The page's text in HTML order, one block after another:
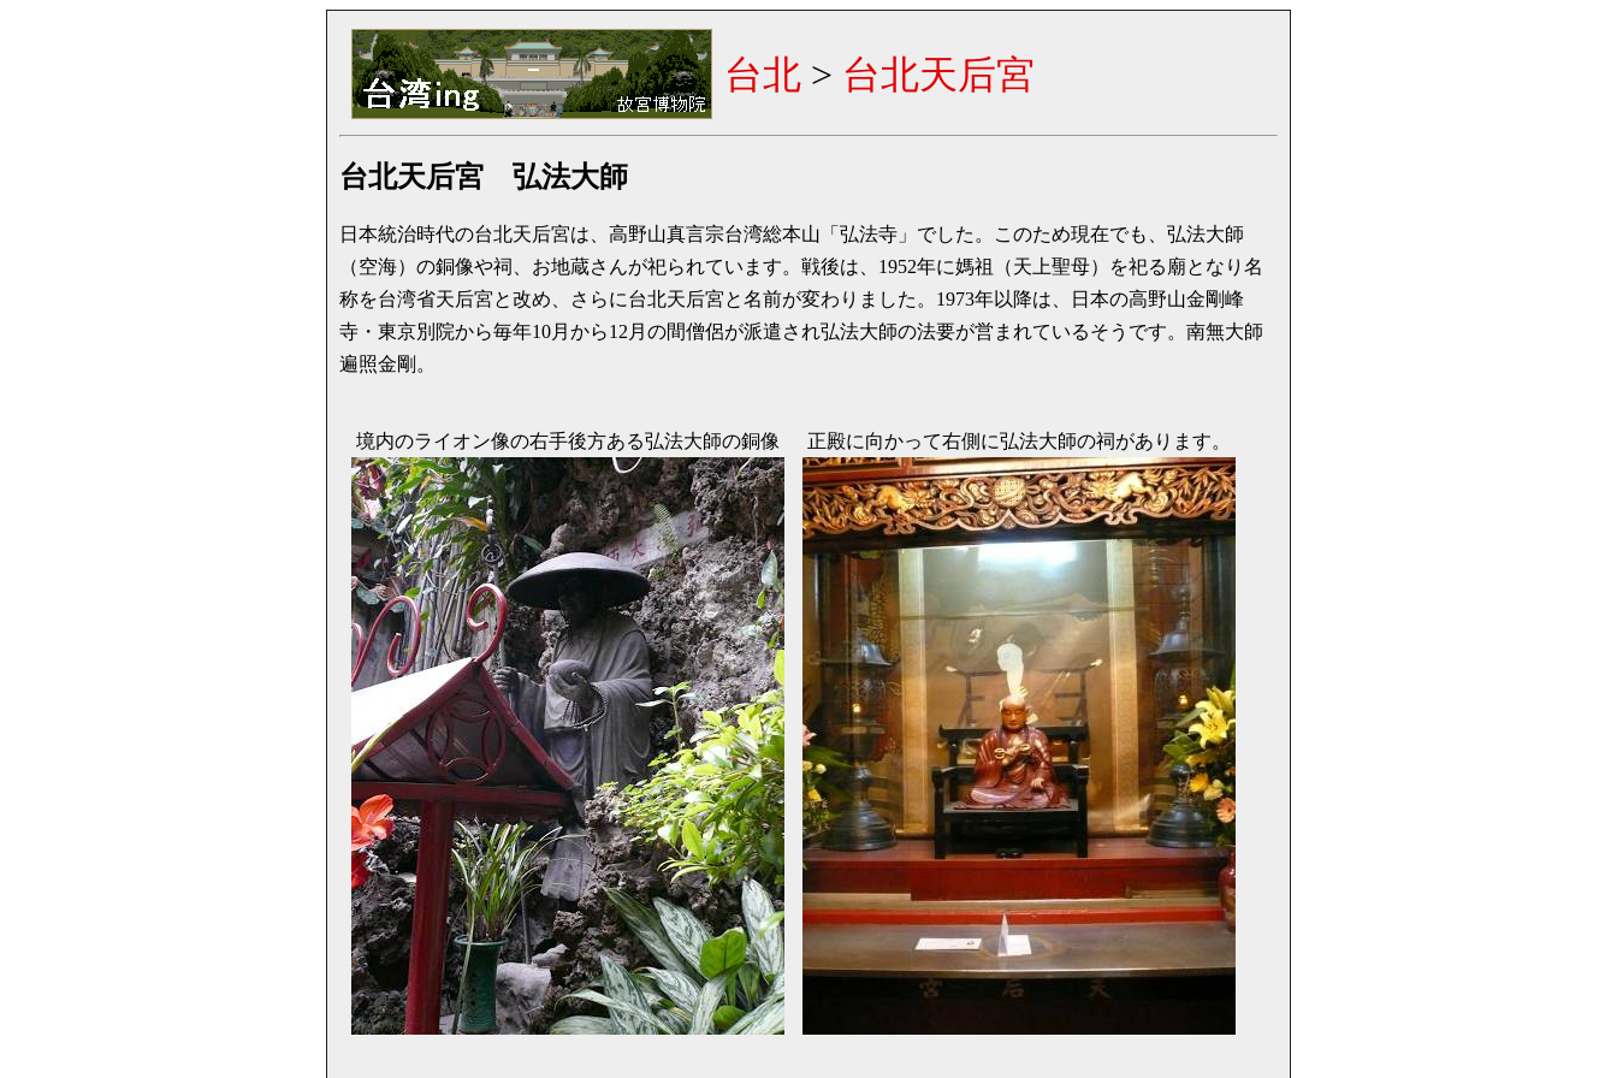
台北 > 台北天后宮
台北天后宮 弘法大師
日本統治時代の台北天后宮は、高野山真言宗台湾総本山「弘法寺」でした。このため現在でも、弘法大師
（空海）の銅像や祠、お地蔵さんが祀られています。戦後は、1952年に媽祖（天上聖母）を祀る廟となり名
称を台湾省天后宮と改め、さらに台北天后宮と名前が変わりました。1973年以降は、日本の高野山金剛峰
寺・東京別院から毎年10月から12月の間僧侶が派遣され弘法大師の法要が営まれているそうです。南無大師
遍照金剛。
境内のライオン像の右手後方ある弘法大師の銅像 正殿に向かって右側に弘法大師の祠があります。